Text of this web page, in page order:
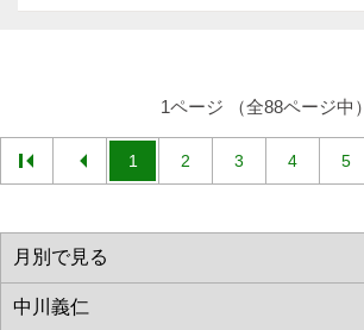
1ページ （全88ページ中）
1 2 3 4 5